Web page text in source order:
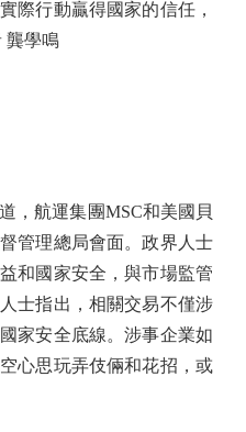
際行動贏得國家的信任，
龔學鳴
航運集團MSC和美國貝
管理總局會面。政界人士
和國家安全，與市場監管
士指出，相關交易不僅涉
家安全底線。涉事企業如
心思玩弄伎倆和花招，或